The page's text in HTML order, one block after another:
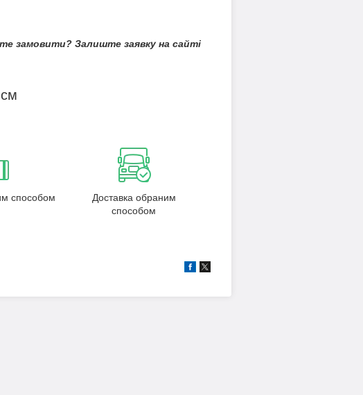
замовити? Залиште заявку на сайті
способом
Доставка обраним
способом